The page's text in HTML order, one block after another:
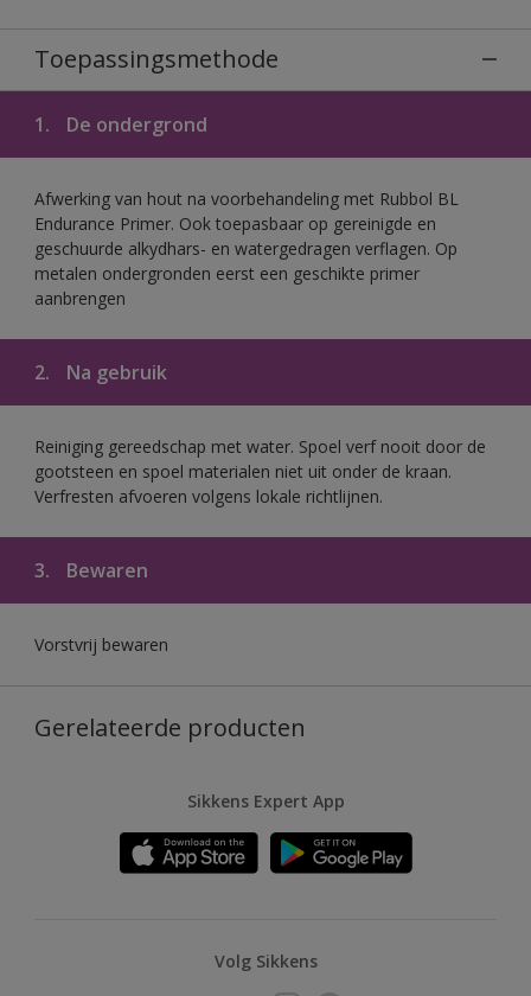
Toepassingsmethode
1. De ondergrond
Afwerking van hout na voorbehandeling met Rubbol BL
Endurance Primer. Ook toepasbaar op gereinigde en
geschuurde alkydhars- en watergedragen verflagen. Op
metalen ondergronden eerst een geschikte primer
aanbrengen
2. Na gebruik
Reiniging gereedschap met water. Spoel verf nooit door de
gootsteen en spoel materialen niet uit onder de kraan.
Verfresten afvoeren volgens lokale richtlijnen.
3. Bewaren
Vorstvrij bewaren
Gerelateerde producten
Sikkens Expert App
Volg Sikkens